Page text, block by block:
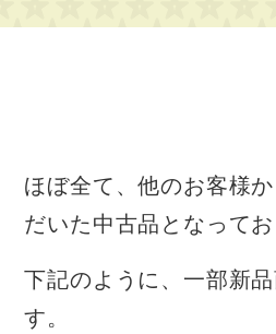
ほぼ全て、他のお客様
だいた中古品となってお
下記のように、一部新
す。